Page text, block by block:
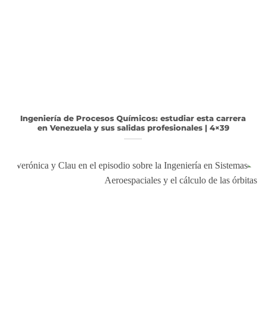
Ingeniería de Procesos Químicos: estudiar esta carrera
en Venezuela y sus salidas profesionales | 4×39